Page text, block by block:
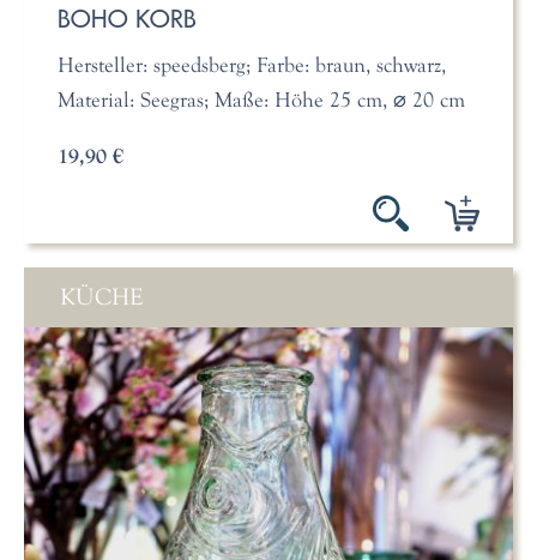
BOHO KORB
Hersteller: speedsberg; Farbe: braun, schwarz,
Material: Seegras; Maße: Höhe 25 cm, ⌀ 20 cm
19,90 €
KÜCHE